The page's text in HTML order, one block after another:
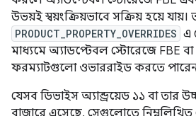
উভয়ই স্বয়ংক্রিয়ভাবে সক্রিয় হয়ে
PRODUCT_PROPERTY_OVERRIDES এ
মাধ্যমে অ্যাডপ্টেবল স্টোরেজে FBE
ফরম্যাটগুলো ওভাররাইড করতে
যেসব ডিভাইস অ্যান্ড্রয়েড ১১ বা তার
বাজারে এসেছে, সেগুলোতে নিম্নলিখিত